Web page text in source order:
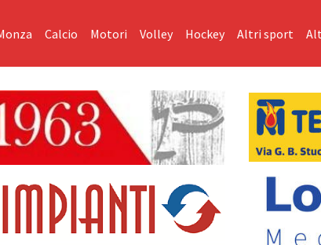
Calcio Motori Volley Hockey Altri sport